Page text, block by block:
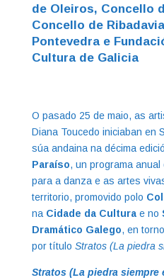
de Oleiros, Concello
Concello de
Pontevedra e
Cultura de Galicia
O pasado 25 de maio, as
Diana Toucedo iniciaban en
súa andaina na décima
Paraíso, un programa
para a danza e as artes
territorio, promovido polo
na Cidade da Culturae no
Dramático Galego, en
por título Stratos (La piedra
Stratos (La piedra siempre